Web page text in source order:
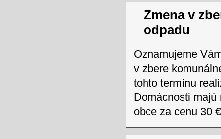
Zmena v
odpadu
Oznamujeme
v zbere
tohto termínu
Domácnosti
obce za cenu 30